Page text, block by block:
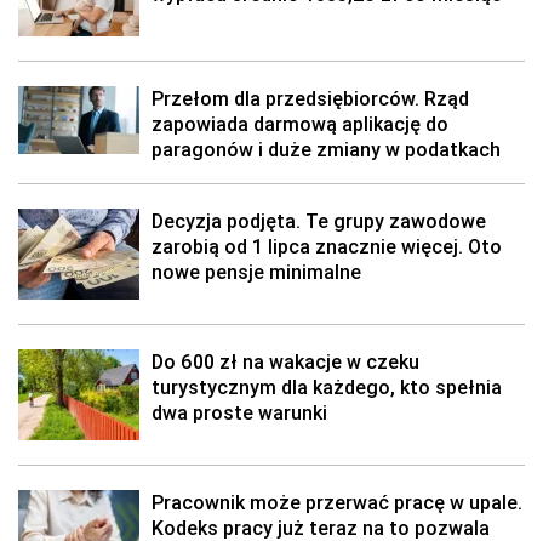
Przełom dla przedsiębiorców. Rząd
zapowiada darmową aplikację do
paragonów i duże zmiany w podatkach
Decyzja podjęta. Te grupy zawodowe
zarobią od 1 lipca znacznie więcej. Oto
nowe pensje minimalne
Do 600 zł na wakacje w czeku
turystycznym dla każdego, kto spełnia
dwa proste warunki
Pracownik może przerwać pracę w upale.
Kodeks pracy już teraz na to pozwala